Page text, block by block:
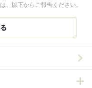
、以下からご報告ください。